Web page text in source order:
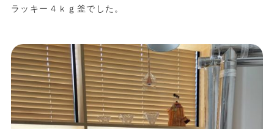
ラッキー４ｋｇ釜でした。